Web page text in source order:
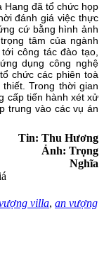
Hang đã tổ chức họp
đánh giá việc thực
cứ bằng hình ảnh
tâm của ngành
công tác đào tạo,
dụng công nghệ
chức các phiên toà
Trong thời gian
cấp tiến hành xét xử
trung vào các vụ án
Nghĩa
villa, an vượng